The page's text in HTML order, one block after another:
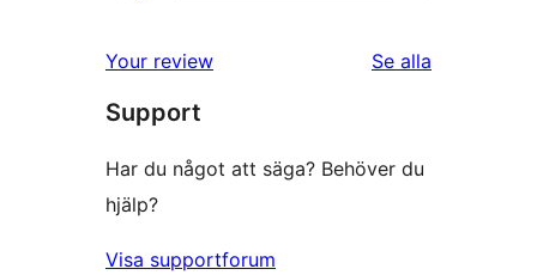
recensioner
stjärniga
recensioner
Your review Se alla
Support
Har du något att säga? Behöver du
hjälp?
Visa supportforum